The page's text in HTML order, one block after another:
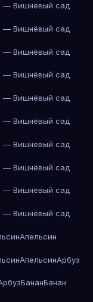
— Вишнёвый сад
— Вишнёвый сад
— Вишнёвый сад
— Вишнёвый сад
— Вишнёвый сад
— Вишнёвый сад
— Вишнёвый сад
— Вишнёвый сад
— Вишнёвый сад
— Вишнёвый сад
Апельсин
АпельсинАрбуз
БананБанан